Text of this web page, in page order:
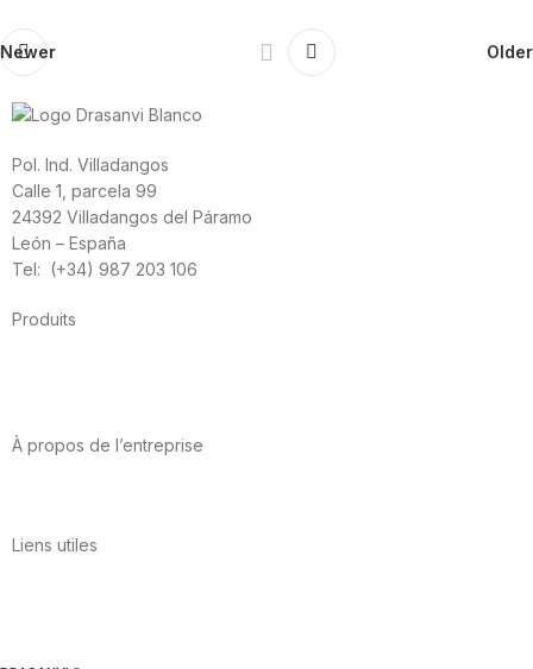
Newer Older
Pol. Ind. Villadangos
Calle 1, parcela 99
24392 Villadangos del Páramo
León – España
Tel: (+34) 987 203 106
Produits
À propos de l’entreprise
Liens utiles